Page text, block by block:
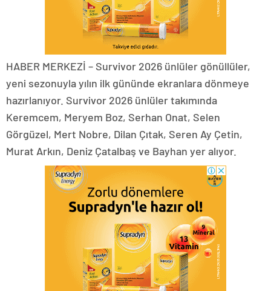
HABER MERKEZİ – Survivor 2026 ünlüler gönüllüler,
yeni sezonuyla yılın ilk gününde ekranlara dönmeye
hazırlanıyor. Survivor 2026 ünlüler takımında
Keremcem, Meryem Boz, Serhan Onat, Selen
Görgüzel, Mert Nobre, Dilan Çıtak, Seren Ay Çetin,
Murat Arkın, Deniz Çatalbaş ve Bayhan yer alıyor.